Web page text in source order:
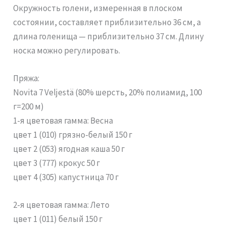
Окружность голени, измеренная в плоском
состоянии, составляет приблизительно 36 см, а
длина голенища — приблизительно 37 см. Длину
носка можно регулировать.
Пряжа:
Novita 7 Veljestä (80% шерсть, 20% полиамид, 100
г=200 м)
1-я цветовая гамма: Весна
цвет 1 (010) грязно-белый 150 г
цвет 2 (053) ягодная каша 50 г
цвет 3 (777) крокус 50 г
цвет 4 (305) капустница 70 г
2-я цветовая гамма: Лето
цвет 1 (011) белый 150 г